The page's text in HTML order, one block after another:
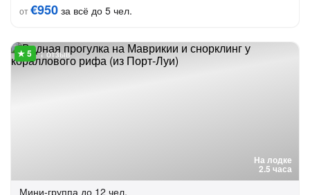
от€950 за всё до 5 чел.
На лодке
2.5 часа
1 отзыв
Мини-группа до 12 чел.